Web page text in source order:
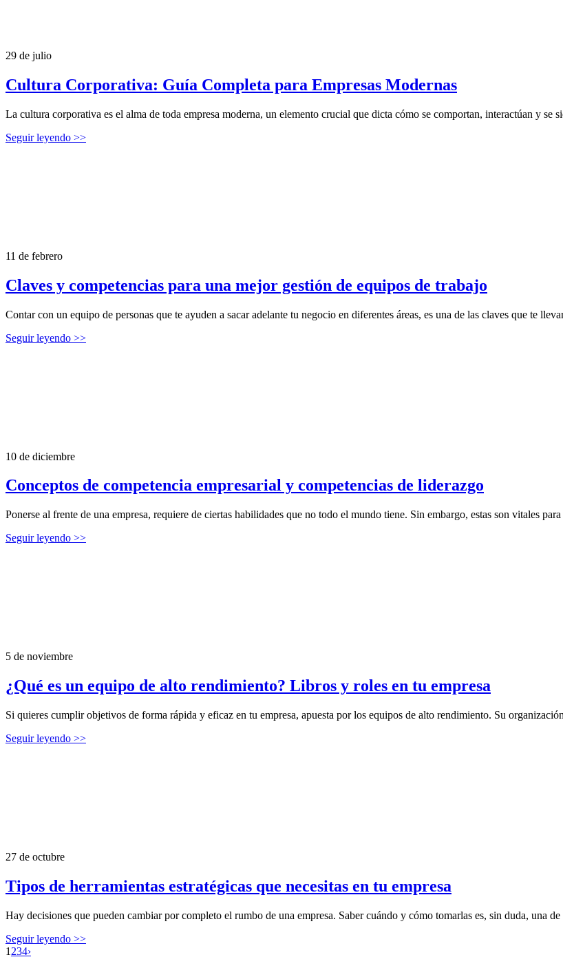
29 de julio
Cultura Corporativa: Guía Completa para Empresas Modernas
La cultura corporativa es el alma de toda empresa moderna, un elemento crucial que dicta cómo se comportan, interactúan y se
Seguir leyendo >>
11 de febrero
Claves y competencias para una mejor gestión de equipos de trabajo
Contar con un equipo de personas que te ayuden a sacar adelante tu negocio en diferentes áreas, es una de las claves que te
Seguir leyendo >>
10 de diciembre
Conceptos de competencia empresarial y competencias de liderazgo
Ponerse al frente de una empresa, requiere de ciertas habilidades que no todo el mundo tiene. Sin embargo, estas son vitales
Seguir leyendo >>
5 de noviembre
¿Qué es un equipo de alto rendimiento? Libros y roles en tu empresa
Si quieres cumplir objetivos de forma rápida y eficaz en tu empresa, apuesta por los equipos de alto rendimiento. Su
Seguir leyendo >>
27 de octubre
Tipos de herramientas estratégicas que necesitas en tu empresa
Hay decisiones que pueden cambiar por completo el rumbo de una empresa. Saber cuándo y cómo tomarlas es, sin duda, una
Seguir leyendo >>
1 234›